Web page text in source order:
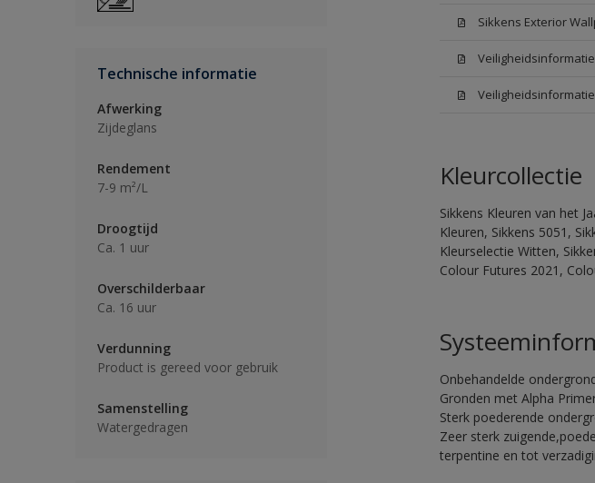
Technische informatie
Afwerking
Zijdeglans
Rendement
7-9 m²/L
Droogtijd
Ca. 1 uur
Overschilderbaar
Ca. 16 uur
Verdunning
Product is gereed voor gebruik
Samenstelling
Watergedragen
Sikkens Exterior
Kleurcollectie
Sikkens Kleuren van het
Kleuren, Sikkens 5051,
Kleurselectie Witten,
Colour Futures 2021,
Onbehandelde
Gronden met Alpha
Sterk poederende
Zeer sterk
terpentine en tot